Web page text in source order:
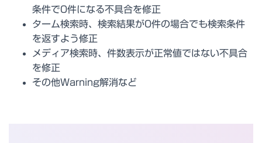
条件で0件になる不具合を修正
ターム検索時、検索結果が0件の場合でも検索条件
を返すよう修正
メディア検索時、件数表示が正常値ではない不具合
を修正
その他Warning解消など